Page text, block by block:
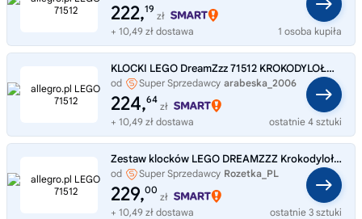
222,19
zł
+ 10,49 zł dostawa
1 osoba kupiła
KLOCKI LEGO DreamZzz 71512 KROKODYLOŁÓDŹ PODWODNA
od Super Sprzedawcy arabeska_2006
224,64
zł
+ 10,49 zł dostawa
ostatnie 4 sztuki
Zestaw klocków LEGO DREAMZZZ Krokodylołódź podwodna 1107 elementów 71512
od Super Sprzedawcy Rozetka_PL
229,00
zł
+ 10,49 zł dostawa
ostatnie 3 sztuki